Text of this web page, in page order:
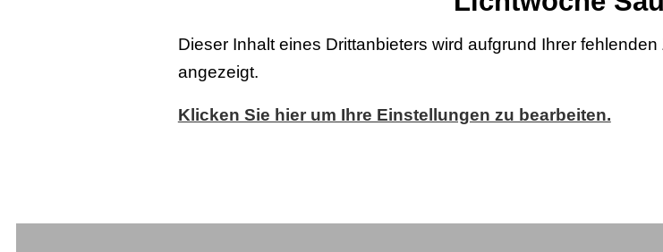
Dieser Inhalt eines Drittanbieters wird aufgrund Ihrer
angezeigt.
Klicken Sie hier um Ihre Einstellungen zu bearbeiten.